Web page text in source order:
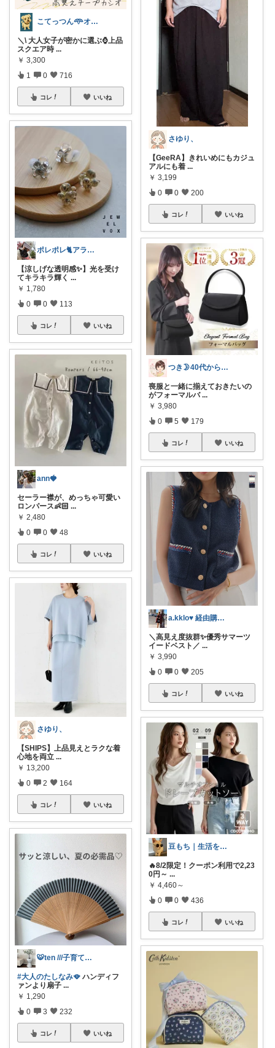
こてっつん𖥸オイシイとカワイイはセイギ
＼\ 大人女子が密かに選ぶ⌚上品
スクエア時 ...
￥ 3,300
1 0 716
コレ いいね
ポレポレ🐈アラフィフの可愛い図鑑
【涼しげな透明感✨】光を受け
てキラキラ輝く ...
￥ 1,780
0 0 113
コレ いいね
ann🍓
セーラー襟が、めっちゃ可愛い
ロンパース👶🏻 ...
￥ 2,480
0 0 48
コレ いいね
さゆり、
【SHIPS】上品見えとラクな着
心地を両立 ...
￥ 13,200
0 2 164
コレ いいね
🐯ten ///子育て暮らしの愛用品
#大人のたしなみ🪭 ハンディフ
ァンより扇子 ...
￥ 1,290
0 3 232
コレ いいね
さゆり、
【GeeRA】きれいめにもカジュ
アルにも着 ...
￥ 3,199
0 0 200
コレ いいね
つき🌛40代からのラクして整う暮らし
喪服と一緒に揃えておきたいの
がフォーマルバ ...
￥ 3,980
0 5 179
コレ いいね
a.kklo♥ 経由購入感謝です💕
＼高見え度抜群✨優秀サマーツ
イードベスト／ ...
￥ 3,990
0 0 205
コレ いいね
豆もち｜生活を彩るマストバイ
🔥8/2限定！クーポン利用で2,23
0円～ ...
￥ 4,460～
0 0 436
コレ いいね